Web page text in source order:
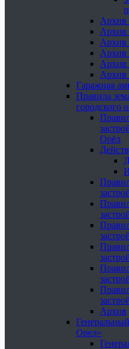
Архив
Архив
Архив
Архив
Архив
Архив
Гаражная
Правила
городского
Орёл
Архив
Орел»